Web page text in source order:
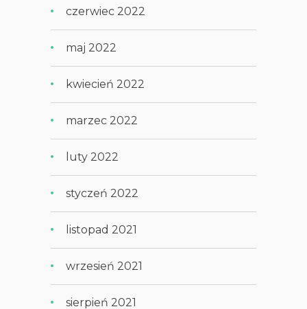
czerwiec 2022
maj 2022
kwiecień 2022
marzec 2022
luty 2022
styczeń 2022
listopad 2021
wrzesień 2021
sierpień 2021